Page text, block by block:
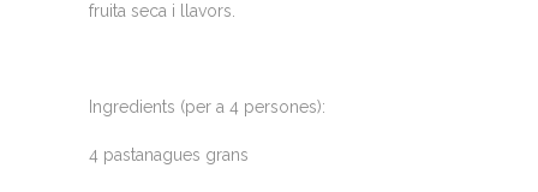
fruita seca i llavors.
Ingredients (per a 4 persones):
4 pastanagues grans